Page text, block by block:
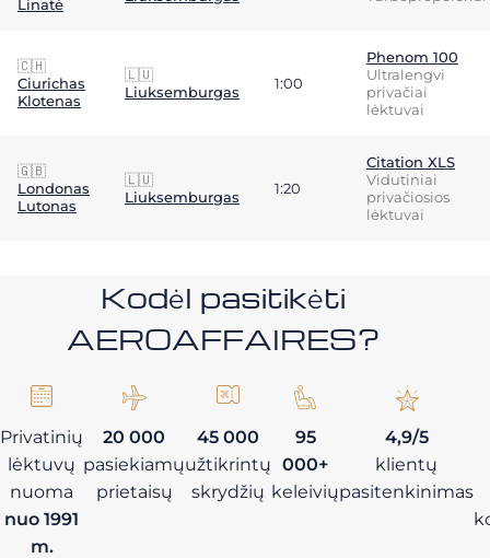
Linatė
🇨🇭
Ciurichas
Klotenas
🇱🇺
Liuksemburgas
1:00
Phenom 100
Ultralengvi
privačiai
lėktuvai
🇬🇧
Londonas
Lutonas
🇱🇺
Liuksemburgas
1:20
Citation XLS
Vidutiniai
privačiosios
lėktuvai
Kodėl pasitikėti
AEROAFFAIRES?
Privatinių
lėktuvų
nuoma
nuo 1991
m.
20 000
pasiekiamų
prietaisų
45 000
užtikrintų
skrydžių
95
000+
keleivių
4,9/5
klientų
pasitenkinimas